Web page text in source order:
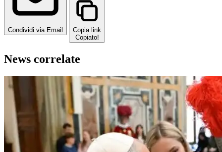
Condividi via Email
Copia link
Copiato!
News correlate